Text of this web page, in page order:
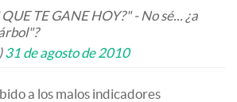
TE GANE HOY?" - No sé... ¿a
31 de agosto de 2010
a los malos indicadores